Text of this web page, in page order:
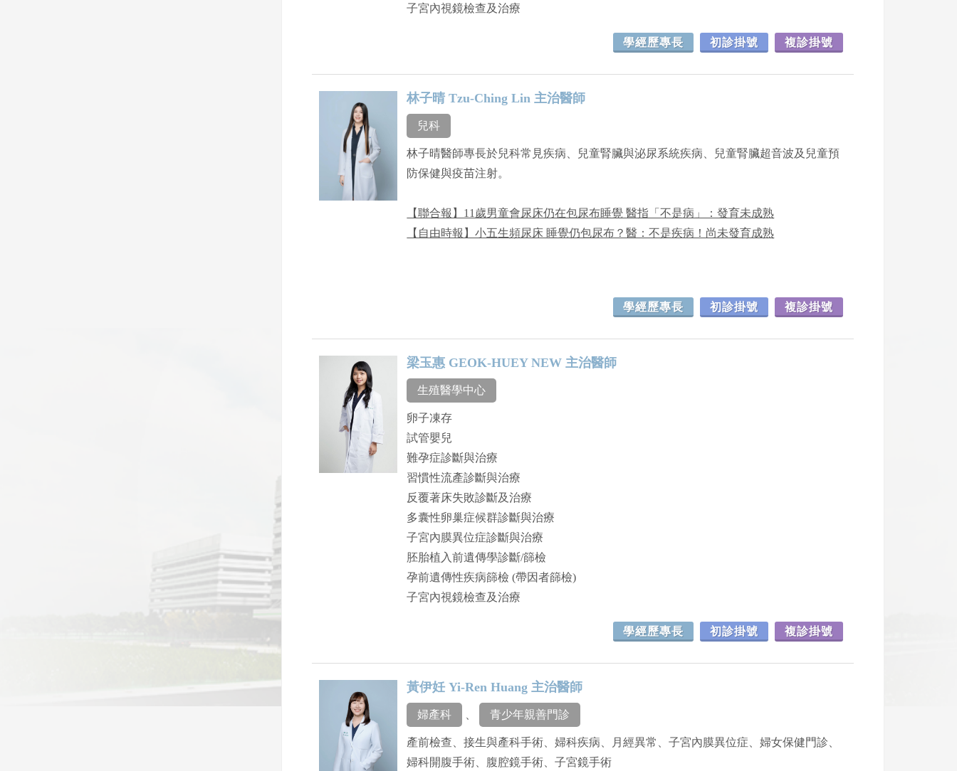
子宮內視鏡檢查及治療
學經歷專長 初診掛號 複診掛號
林子晴 Tzu-Ching Lin 主治醫師
兒科
林子晴醫師專長於兒科常見疾病、兒童腎臟與泌尿系統疾病、兒童腎臟超音波及兒童預
防保健與疫苗注射。
【聯合報】11歲男童會尿床仍在包尿布睡覺 醫指「不是病」：發育未成熟
【自由時報】小五生頻尿床 睡覺仍包尿布？醫：不是疾病！尚未發育成熟
學經歷專長 初診掛號 複診掛號
梁玉惠 GEOK-HUEY NEW 主治醫師
生殖醫學中心
卵子凍存
試管嬰兒
難孕症診斷與治療
習慣性流產診斷與治療
反覆著床失敗診斷及治療
多囊性卵巢症候群診斷與治療
子宮內膜異位症診斷與治療
胚胎植入前遺傳學診斷/篩檢
孕前遺傳性疾病篩檢 (帶因者篩檢)
子宮內視鏡檢查及治療
學經歷專長 初診掛號 複診掛號
黃伊妊 Yi-Ren Huang 主治醫師
婦產科 青少年親善門診
產前檢查、接生與產科手術、婦科疾病、月經異常、子宮內膜異位症、婦女保健門診、
婦科開腹手術、腹腔鏡手術、子宮鏡手術